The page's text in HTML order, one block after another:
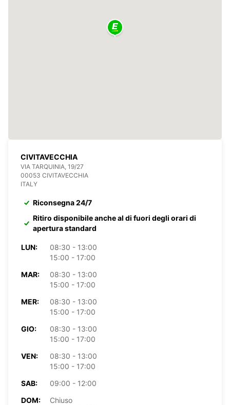
CIVITAVECCHIA
VIA TARQUINIA, 19/27
00053 CIVITAVECCHIA
ITALY
Riconsegna 24/7
Ritiro disponibile anche al di fuori degli orari di
apertura standard
LUN:
08:30 - 13:00
15:00 - 17:00
MAR:
08:30 - 13:00
15:00 - 17:00
MER:
08:30 - 13:00
15:00 - 17:00
GIO:
08:30 - 13:00
15:00 - 17:00
VEN:
08:30 - 13:00
15:00 - 17:00
SAB:
09:00 - 12:00
DOM:
Chiuso